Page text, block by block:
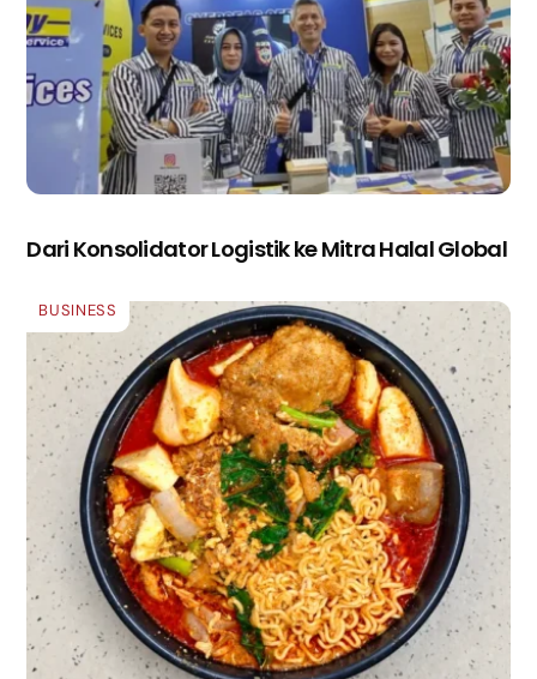
Dari Konsolidator Logistik ke Mitra Halal Global
BUSINESS